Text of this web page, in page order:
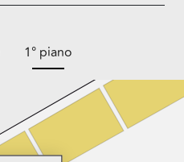
1° piano